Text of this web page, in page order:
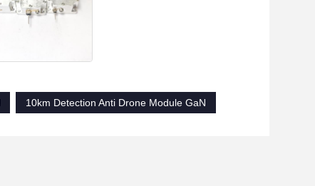
10km Detection Anti Drone Module GaN